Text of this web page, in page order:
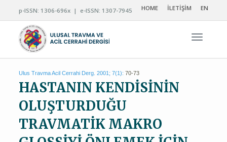
p-ISSN: 1306-696x | e-ISSN: 1307-7945 HOME İLETİŞİM EN
Ulus Travma Acil Cerrahi Derg. 2001; 7(1): 70-73
HASTANIN KENDİSİNİN
OLUŞTURDUĞU
TRAVMATİK MAKRO